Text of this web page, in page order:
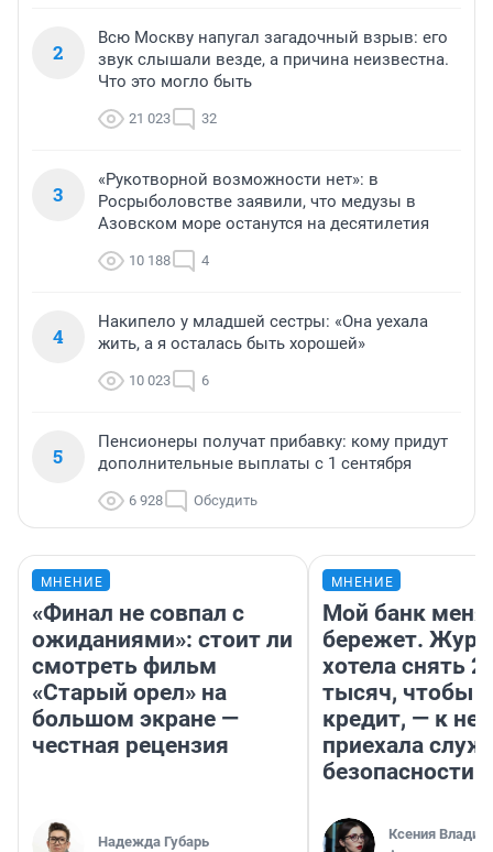
2
Всю Москву напугал загадочный взрыв: его
звук слышали везде, а причина неизвестна.
Что это могло быть
21 023 32
3
«Рукотворной возможности нет»: в
Росрыболовстве заявили, что медузы в
Азовском море останутся на десятилетия
10 188 4
4
Накипело у младшей сестры: «Она уехала
жить, а я осталась быть хорошей»
10 023 6
5
Пенсионеры получат прибавку: кому придут
дополнительные выплаты с 1 сентября
6 928 Обсудить
МНЕНИЕ
«Финал не совпал с
ожиданиями»: стоит ли
смотреть фильм
«Старый орел» на
большом экране —
честная рецензия
Надежда Губарь
МНЕНИЕ
Мой банк меня
бережет.
хотела снять
тысяч, чтобы
кредит, — к
приехала
безопасности
Ксения